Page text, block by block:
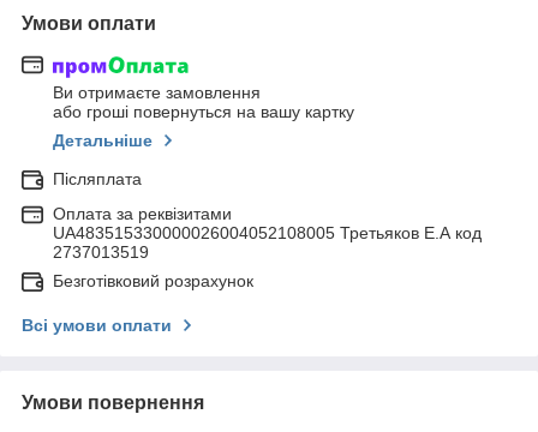
Умови оплати
Ви отримаєте замовлення
або гроші повернуться на вашу картку
Детальніше
Післяплата
Оплата за реквізитами
UA483515330000026004052108005 Третьяков Е.А код
2737013519
Безготівковий розрахунок
Всі умови оплати
Умови повернення